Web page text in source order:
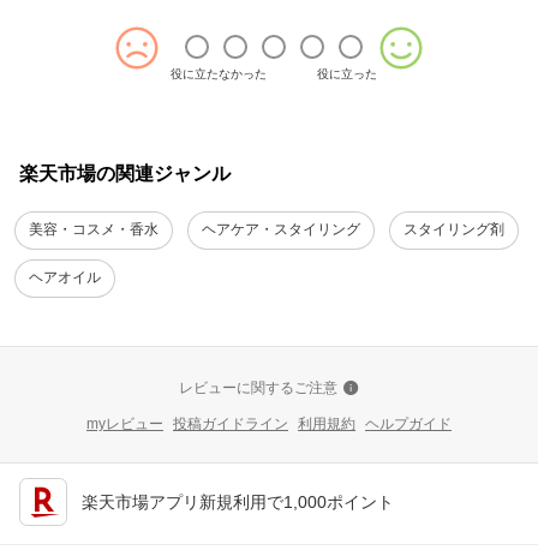
役に立たなかった 役に立った
楽天市場の関連ジャンル
美容・コスメ・香水 ヘアケア・スタイリング スタイリング剤
ヘアオイル
レビューに関するご注意
myレビュー 投稿ガイドライン 利用規約 ヘルプガイド
楽天市場アプリ新規利用で1,000ポイント